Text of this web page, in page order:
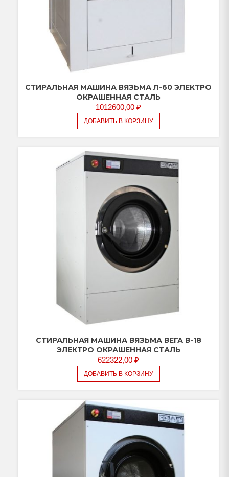
CТИРАЛЬНАЯ МАШИНА ВЯЗЬМА Л-60 ЭЛЕКТРО
ОКРАШЕННАЯ СТАЛЬ
1012600,00 ₽
ДОБАВИТЬ В КОРЗИНУ
СТИРАЛЬНАЯ МАШИНА ВЯЗЬМА ВЕГА В-18
ЭЛЕКТРО ОКРАШЕННАЯ СТАЛЬ
622322,00 ₽
ДОБАВИТЬ В КОРЗИНУ